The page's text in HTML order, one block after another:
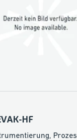
HF